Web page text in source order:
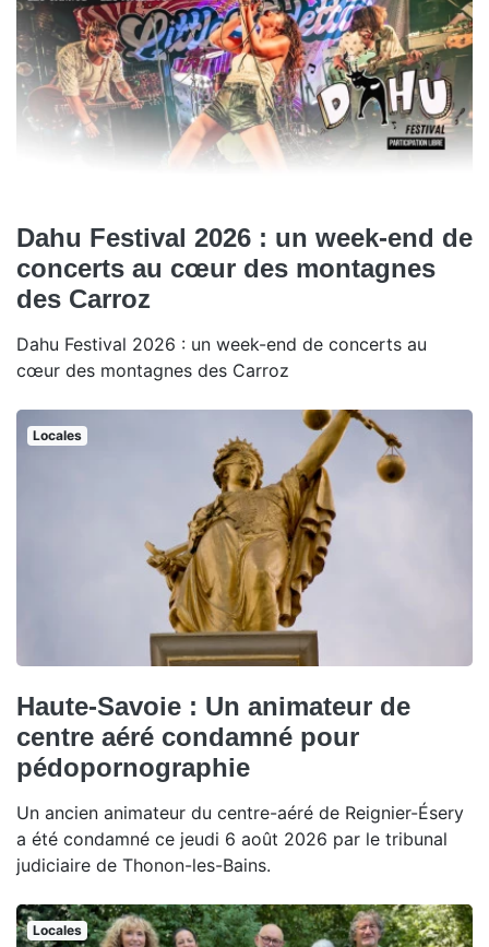
Dahu Festival 2026 : un week-end de
concerts au cœur des montagnes
des Carroz
Dahu Festival 2026 : un week-end de concerts au
cœur des montagnes des Carroz
Locales
Haute-Savoie : Un animateur de
centre aéré condamné pour
pédopornographie
Un ancien animateur du centre-aéré de Reignier-Ésery
a été condamné ce jeudi 6 août 2026 par le tribunal
judiciaire de Thonon-les-Bains.
Locales